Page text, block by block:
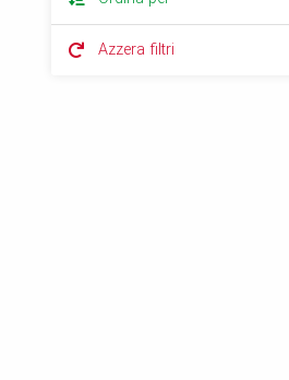
Azzera filtri